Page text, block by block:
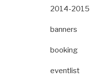
2014-2015
banners
booking
eventlist